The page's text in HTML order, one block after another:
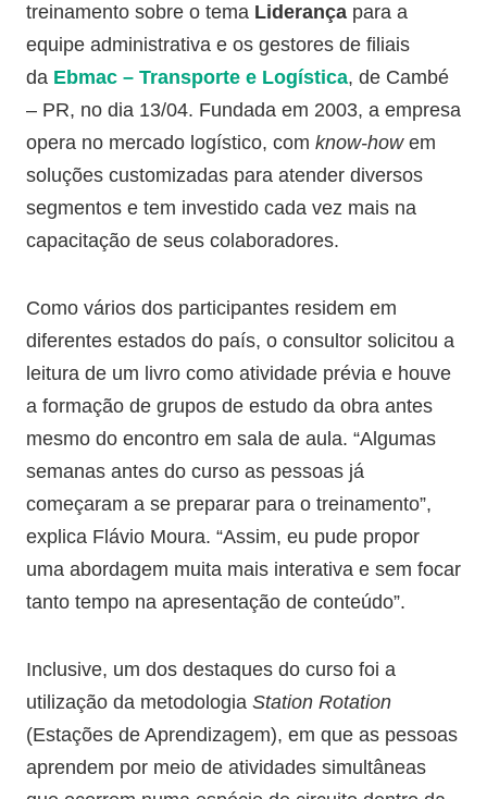
treinamento sobre o tema Liderança para a
equipe administrativa e os gestores de filiais
da Ebmac – Transporte e Logística, de Cambé
– PR, no dia 13/04. Fundada em 2003, a empresa
opera no mercado logístico, com know-howem
soluções customizadas para atender diversos
segmentos e tem investido cada vez mais na
capacitação de seus colaboradores.
Como vários dos participantes residem em
diferentes estados do país, o consultor solicitou a
leitura de um livro como atividade prévia e houve
a formação de grupos de estudo da obra antes
mesmo do encontro em sala de aula. “Algumas
semanas antes do curso as pessoas já
começaram a se preparar para o treinamento”,
explica Flávio Moura. “Assim, eu pude propor
uma abordagem muita mais interativa e sem focar
tanto tempo na apresentação de conteúdo”.
Inclusive, um dos destaques do curso foi a
utilização da metodologia Station Rotation
(Estações de Aprendizagem), em que as pessoas
aprendem por meio de atividades simultâneas